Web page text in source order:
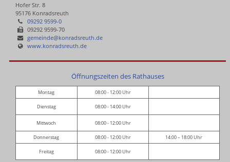
Hofer Str. 8
95176 Konradsreuth
09292 9599-0
09292 9599-70
gemeinde@konradsreuth.de
www.konradsreuth.de
Öffnungszeiten des Rathauses
Montag 08:00 - 12:00 Uhr
Dienstag 08:00 - 14:00 Uhr
Mittwoch 08:00 - 12:00 Uhr
Donnerstag 08:00 - 12:00 Uhr 14:00 – 18:00 Uhr
Freitag 08:00 - 12:00 Uhr